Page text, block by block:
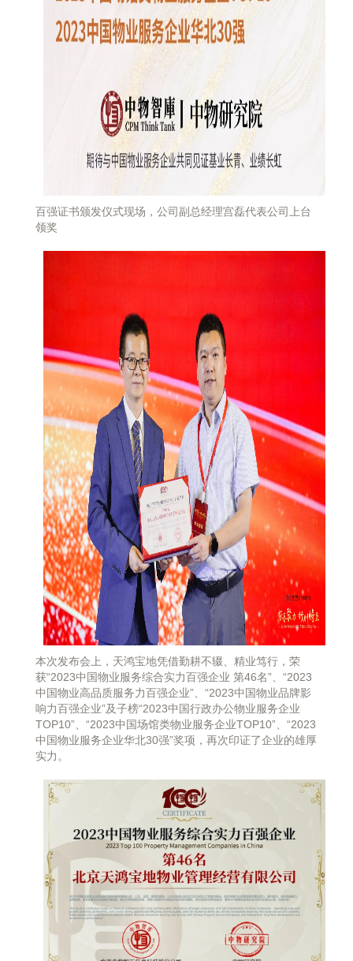
百强证书颁发仪式现场，公司副总经理宫磊代表公司上台
领奖
本次发布会上，天鸿宝地凭借勤耕不辍、精业笃行，荣
获“2023中国物业服务综合实力百强企业 第46名”、“2023
中国物业高品质服务力百强企业”、“2023中国物业品牌影
响力百强企业”及子榜“2023中国行政办公物业服务企业
TOP10”、“2023中国场馆类物业服务企业TOP10”、“2023
中国物业服务企业华北30强”奖项，再次印证了企业的雄厚
实力。